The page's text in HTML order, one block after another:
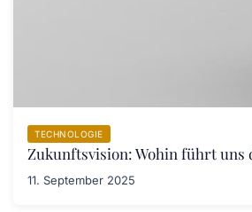
TECHNOLOGIE
Zukunftsvision: Wohin führt uns
11. September 2025